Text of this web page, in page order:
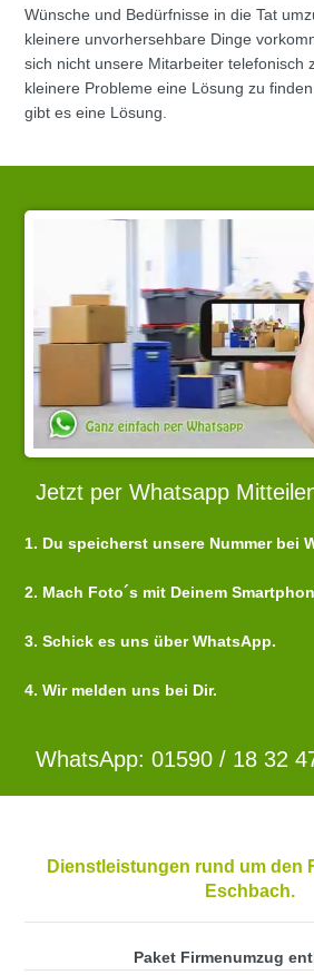
Wünsche und Bedürfnisse in die Tat
kleinere unvorhersehbare Dinge
sich nicht unsere Mitarbeiter telefonisch
kleinere Probleme eine Lösung zu
gibt es eine Lösung.
Jetzt per Whatsapp
1. Du speicherst unsere Nummer bei
2. Mach Foto´s mit Deinem
3. Schick es uns über WhatsApp.
4. Wir melden uns bei Dir.
WhatsApp: 01590 / 18 32
Dienstleistungen rund um den
Eschbach.
Paket Firmenumzug